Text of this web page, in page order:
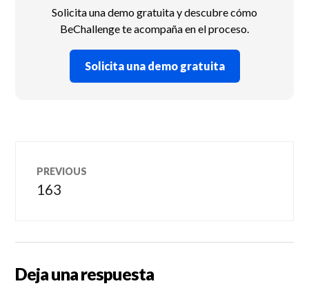
Solicita una demo gratuita y descubre cómo
BeChallenge te acompaña en el proceso.
Solicita una demo gratuita
PREVIOUS
Previous
163
Deja una respuesta